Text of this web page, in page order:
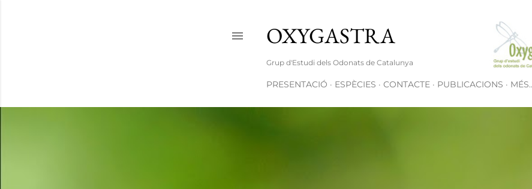
OXYGASTRA
Grup d'Estudi dels Odonats de Catalunya
PRESENTACIÓ ESPÈCIES CONTACTE PUBLICACIONS